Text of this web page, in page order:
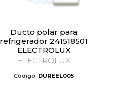
Ducto polar para
refrigerador 241518501
ELECTROLUX
ELECTROLUX
Código: DUREEL005